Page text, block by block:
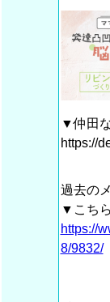
▼仲田
https://
過去の
▼こち
https://
8/9832/